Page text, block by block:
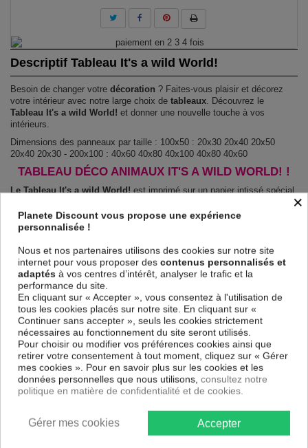
Descriptif Tableau It's a wild World!
Besoin de changer votre décoration ? Faites-vous plaisir et décorez
votre intérieur avec notre large choix de tableaux. Découvrez le
Tableau It's a wild World! et donner une nouvelle touche à vos
intérieurs.
Dimensions des panneaux par taille : 100x50 : 20x30 20x40 20x50
20x40 20x30 - 200x100 : 40x60 40x80 40x100 40x80 40x60
TABLEAU DÉCO ANIMAUX IT'S A WILD WORLD! !
Le Tableau It's a wild World!est imprimé sur un papier intissé spécial
et de haute qualité qui reflète parfaitement les couleurs avec des détails
parfaitement reproduits. Grâce à une impression sur tous les cotés et
une toile tendue sur un châssis fait de matériaux respectueux de
sans avoir à l'encadrer.
Le Tableau Animaux It's a wild World!est résistant aux rayons UV,
inodore et 100 % sûr, parfait même pour la chambre à coucher et la
chambre des enfants.
Notre large choix de tableaux tendances et modernes constituent un
moyen simple et pas cher de donner une nouvelle touche à vos
intérieurs, il y en a pour tous les goût.
Descriptif technique
Matériaux
Collection Artgeist
×
Planete Discount vous propose une expérience
personnalisée !
Nous et nos partenaires utilisons des cookies sur notre site
internet pour vous proposer des contenus personnalisés et
adaptés à vos centres d’intérêt, analyser le trafic et la
performance du site.
En cliquant sur « Accepter », vous consentez à l'utilisation de
tous les cookies placés sur notre site. En cliquant sur «
Continuer sans accepter », seuls les cookies strictement
nécessaires au fonctionnement du site seront utilisés.
Pour choisir ou modifier vos préférences cookies ainsi que
retirer votre consentement à tout moment, cliquez sur « Gérer
mes cookies ». Pour en savoir plus sur les cookies et les
données personnelles que nous utilisons, consultez notre
politique en matière de confidentialité et de cookies.
Accepter
Gérer mes cookies